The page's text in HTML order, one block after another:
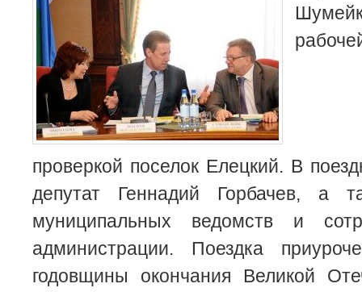
проверкой поселок Елецкий. В
депутат Геннадий Горбачев, а
муниципальных ведомств и
администрации. Поездка
годовщины окончания Великой